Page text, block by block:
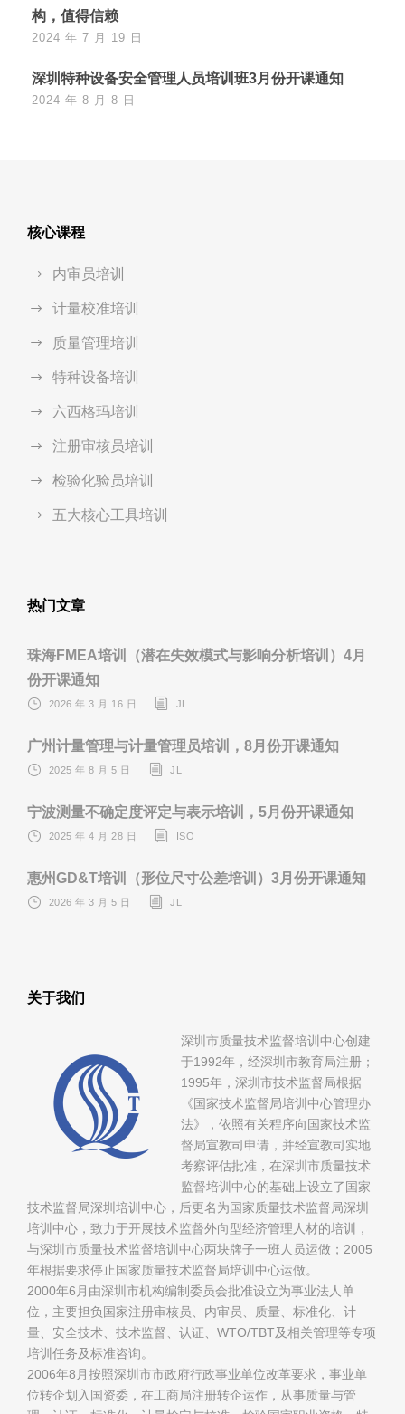
构，值得信赖
2024 年 7 月 19 日
深圳特种设备安全管理人员培训班3月份开课通知
2024 年 8 月 8 日
核心课程
内审员培训
计量校准培训
质量管理培训
特种设备培训
六西格玛培训
注册审核员培训
检验化验员培训
五大核心工具培训
热门文章
珠海FMEA培训（潜在失效模式与影响分析培训）4月
份开课通知
2026 年 3 月 16 日 JL
广州计量管理与计量管理员培训，8月份开课通知
2025 年 8 月 5 日 JL
宁波测量不确定度评定与表示培训，5月份开课通知
2025 年 4 月 28 日 ISO
惠州GD&T培训（形位尺寸公差培训）3月份开课通知
2026 年 3 月 5 日 JL
关于我们
深圳市质量技术监督培训中心创建
于1992年，经深圳市教育局注册；
1995年，深圳市技术监督局根据
《国家技术监督局培训中心管理办
法》，依照有关程序向国家技术监
督局宣教司申请，并经宣教司实地
考察评估批准，在深圳市质量技术
监督培训中心的基础上设立了国家
技术监督局深圳培训中心，后更名为国家质量技术监督局深圳
培训中心，致力于开展技术监督外向型经济管理人材的培训，
与深圳市质量技术监督培训中心两块牌子一班人员运做；2005
年根据要求停止国家质量技术监督局培训中心运做。
2000年6月由深圳市机构编制委员会批准设立为事业法人单
位，主要担负国家注册审核员、内审员、质量、标准化、计
量、安全技术、技术监督、认证、WTO/TBT及相关管理等专项
培训任务及标准咨询。
2006年8月按照深圳市市政府行政事业单位改革要求，事业单
位转企划入国资委，在工商局注册转企运作，从事质量与管